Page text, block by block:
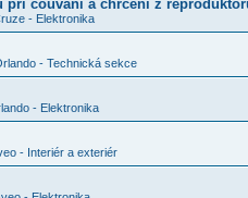
pri couvani a chrceni z
- Elektronika
- Technická sekce
- Elektronika
- Interiér a exteriér